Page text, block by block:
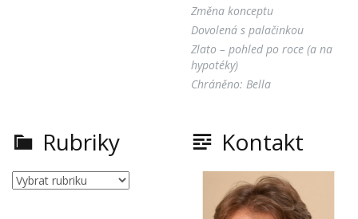
Změna konceptu
Dovolená s palačinkou
Zlato – pohled po roce (a na
hypotéky)
Chráněno: Bella
Rubriky
Rubriky
Kontakt